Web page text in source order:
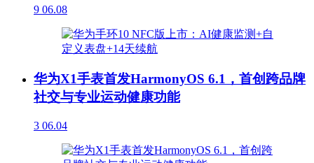
9 06.08
华为X1手表首发HarmonyOS 6.1，首创跨品牌
社交与专业运动健康功能
3 06.04